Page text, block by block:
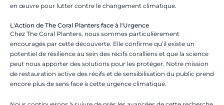
en œuvre pour lutter contre le changement climatique.
L'Action de The Coral Planters face à l'Urgence
Chez The Coral Planters, nous sommes particulièrement
encouragés par cette découverte. Elle confirme qu’il existe un
potentiel de résilience au sein des récifs coralliens et que la science
peut nous apporter des solutions pour les protéger. Notre mission
de restauration active des récifs et de sensibilisation du public prend
encore plus de sens face à cette urgence climatique.